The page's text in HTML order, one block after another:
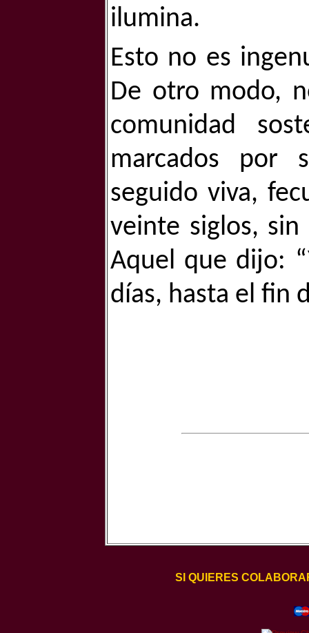
ilumina.
Esto no es
De otro modo,
comunidad
marcados por
seguido viva,
veinte siglos,
Aquel que dijo:
días, hasta el fin
SI QUIERES